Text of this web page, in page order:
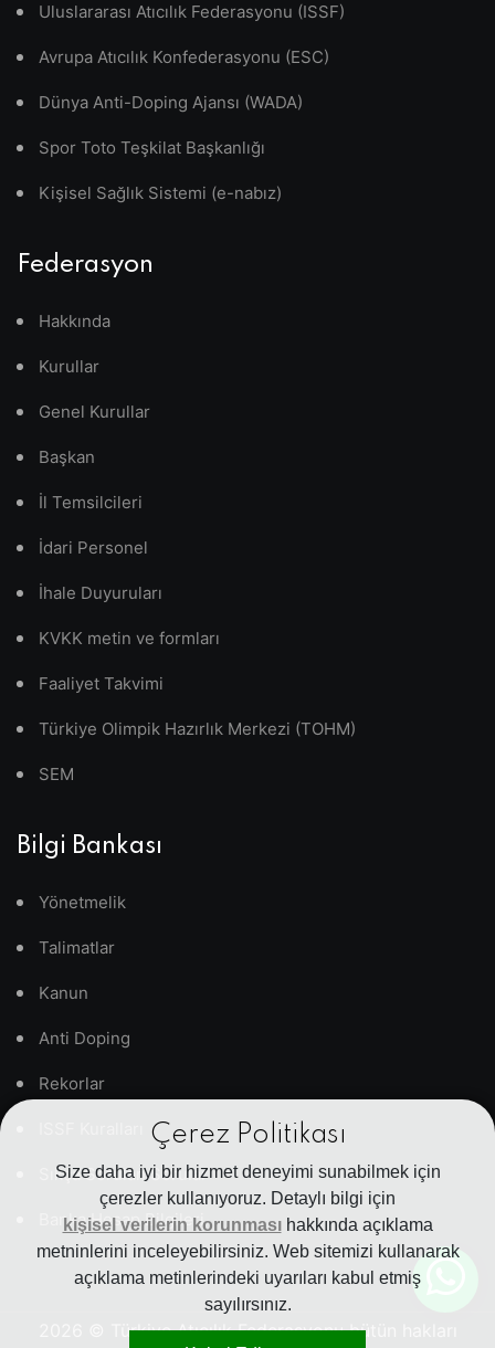
Çerez Politikası
Size daha iyi bir hizmet deneyimi sunabilmek için
çerezler kullanıyoruz. Detaylı bilgi için
kişisel verilerin korunmasıhakkında açıklama
metninlerini inceleyebilirsiniz. Web sitemizi kullanarak
açıklama metinlerindeki uyarıları kabul etmiş
sayılırsınız.
Uluslararası Atıcılık Federasyonu (ISSF)
Avrupa Atıcılık Konfederasyonu (ESC)
Dünya Anti-Doping Ajansı (WADA)
Spor Toto Teşkilat Başkanlığı
Kişisel Sağlık Sistemi (e-nabız)
Federasyon
Hakkında
Kurullar
Genel Kurullar
Başkan
İl Temsilcileri
İdari Personel
İhale Duyuruları
KVKK metin ve formları
Faaliyet Takvimi
Türkiye Olimpik Hazırlık Merkezi (TOHM)
SEM
Bilgi Bankası
Yönetmelik
Talimatlar
Kanun
Anti Doping
Rekorlar
Sıkça Sorulan Sorular
Banka Hesap Bilgileri
© Türkiye Atıcılık Federasyonu bütün hakları